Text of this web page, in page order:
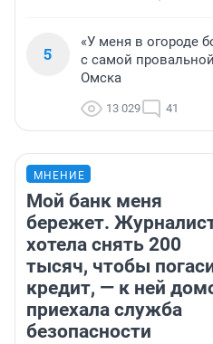
5
«У меня в огороде
с самой
Омска
13 029 41
МНЕНИЕ
Мой банк меня
бережет.
хотела снять 200
тысяч, чтобы
кредит, — к ней
приехала служба
безопасности